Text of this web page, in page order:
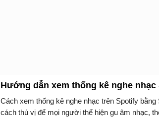
Hướng dẫn xem thống kê nghe nhạc
Cách xem thống kê nghe nhạc trên Spotify
cách thú vị để mọi người thể hiện gu âm nhạc,